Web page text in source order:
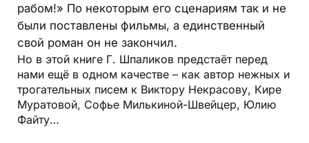
рабом!» По некоторым его сценариям так и не
были поставлены фильмы, а единственный
свой роман он не закончил.
Но в этой книге Г. Шпаликов предстаёт перед
нами ещё в одном качестве – как автор нежных и
трогательных писем к Виктору Некрасову, Кире
Муратовой, Софье Милькиной-Швейцер, Юлию
Файту…